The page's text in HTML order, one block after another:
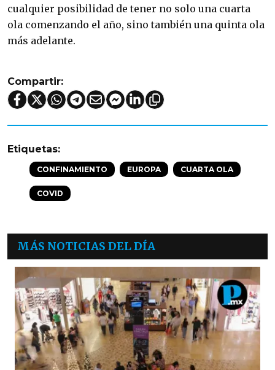
cualquier posibilidad de tener no solo una cuarta
ola comenzando el año, sino también una quinta ola
más adelante.
Compartir:
Etiquetas:
CONFINAMIENTO EUROPA CUARTA OLA
COVID
MÁS NOTICIAS DEL DÍA